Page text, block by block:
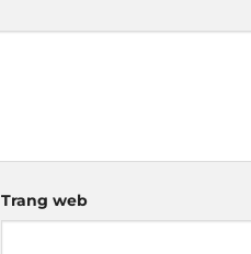
Trang web